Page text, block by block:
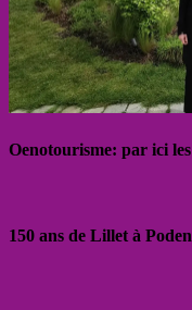
Oenotourisme: par ici
150 ans de Lillet à